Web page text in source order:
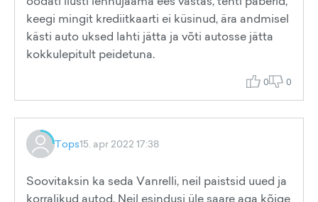
keegi mingit krediitkaarti ei küsinud, ära andmisel
kästi auto uksed lahti jätta ja võti autosse jätta
kokkulepitult peidetuna.
0 0
Tops15. apr 2022 17:38
Soovitaksin ka seda Vanrelli, neil paistsid uued ja
korralikud autod. Neil esindusi üle saare aga kõige